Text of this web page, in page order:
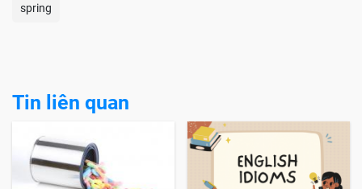
spring
Tin liên quan